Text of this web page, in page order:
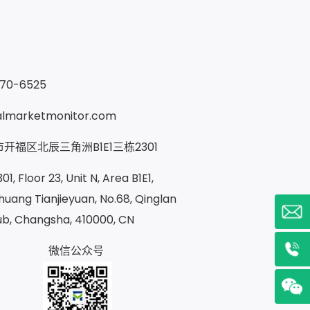
6525
福区北辰三角洲B1E1三栋2301
Floor 23, Unit N, Area B1E1,
Tianjieyuan, No.68, Qinglan
Changsha, 410000, CN
微信公众号